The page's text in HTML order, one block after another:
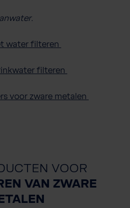
water filteren
filteren
voor zware metalen
VOOR
VAN ZWARE